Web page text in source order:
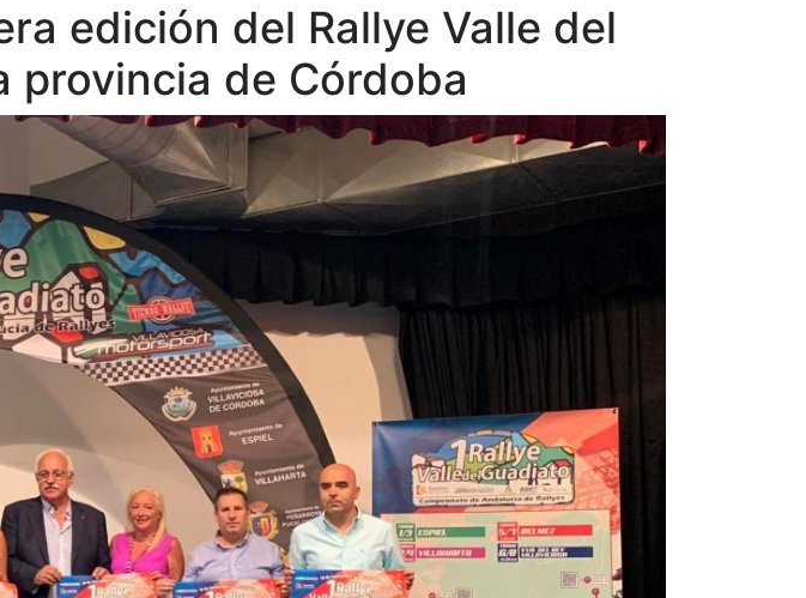
edición del Rallye Valle del
provincia de Córdoba